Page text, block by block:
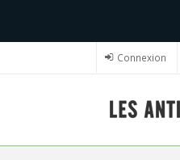
Connexion